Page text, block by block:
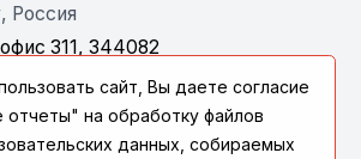
Россия
311, 344082
сайт, Вы даете согласие
на обработку файлов
данных, собираемых